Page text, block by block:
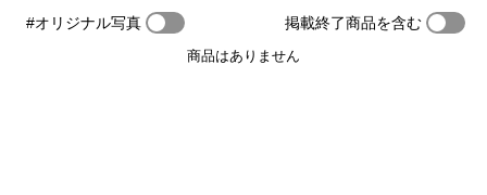
#オリジナル写真 掲載終了商品を含む
商品はありません